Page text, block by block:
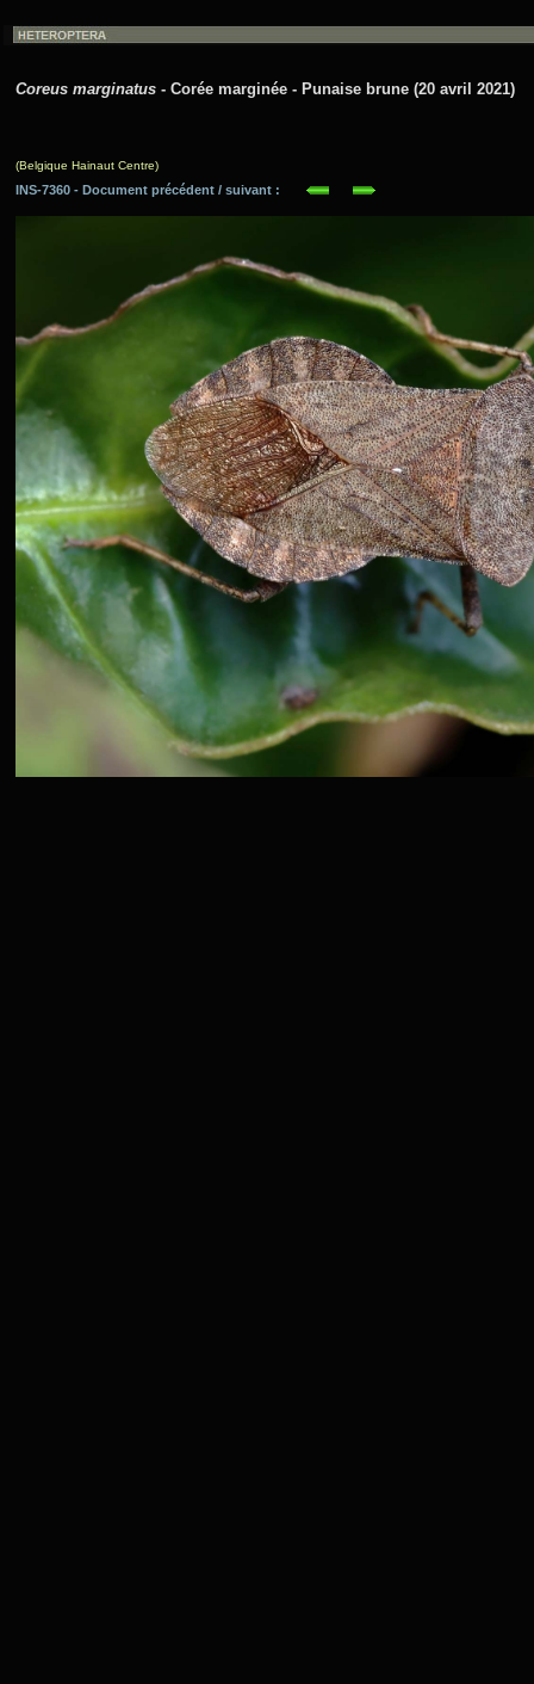
Coreus marginatus - Corée marginée - Punaise brune (20 avril 2021)
(Belgique Hainaut Centre)
INS-7360 - Document précédent / suivant :